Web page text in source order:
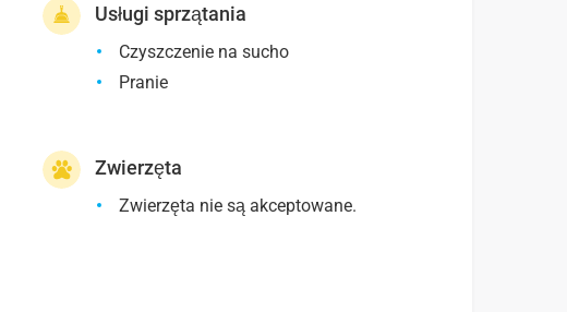
Usługi sprzątania
Czyszczenie na sucho
Pranie
Zwierzęta
Zwierzęta nie są akceptowane.